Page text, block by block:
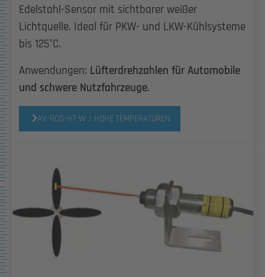
Edelstahl-Sensor mit sichtbarer weißer
Lichtquelle. Ideal für PKW- und LKW-Kühlsysteme
bis 125°C.
Anwendungen: Lüfterdrehzahlen für Automobile
und schwere Nutzfahrzeuge.
AV-ROS-HT-W / HOHE TEMPERATUREN